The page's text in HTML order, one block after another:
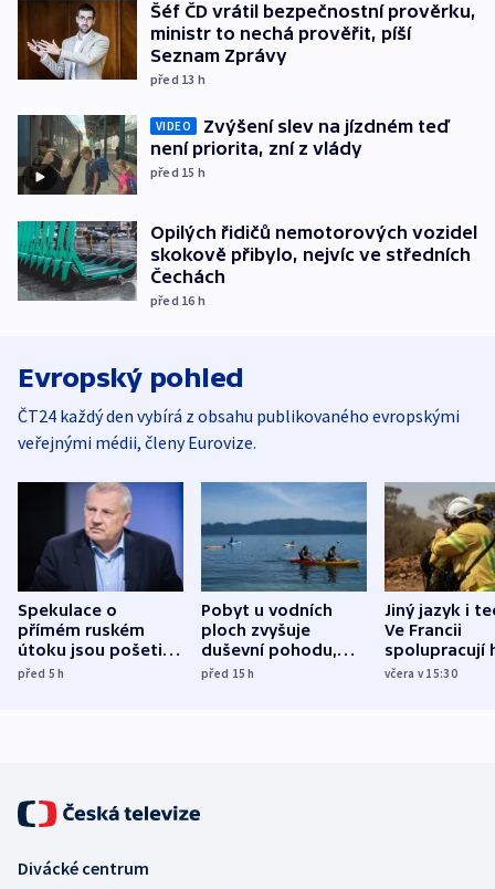
Šéf ČD vrátil bezpečnostní prověrku,
ministr to nechá prověřit, píší
Seznam Zprávy
před 13 h
VIDEO
Zvýšení slev na jízdném teď
není priorita, zní z vlády
před 15 h
Opilých řidičů nemotorových vozidel
skokově přibylo, nejvíc ve středních
Čechách
před 16 h
Evropský pohled
ČT24 každý den vybírá z obsahu publikovaného evropskými
veřejnými médii, členy Eurovize.
Spekulace o
přímém ruském
útoku jsou pošetilé,
míní estonský
před 5h
Pobyt u vodních
ploch zvyšuje
duševní pohodu,
ukázala
před 15h
Jiný jazyk i
Ve Francii
spolupracují
různých zemí
včera v 15:30
Divácké centrum